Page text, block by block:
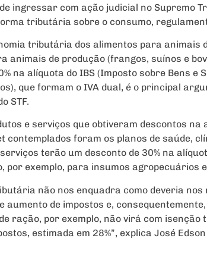
ingressar com ação judicial no Supremo
tributária sobre o consumo,
tributária dos alimentos para animais
animais de produção (frangos, suínos e
na alíquota do IBS (Imposto sobre Bens e
que formam o IVA dual, é o principal
STF.
e serviços que obtiveram descontos
contemplados foram os planos de saúde,
terão um desconto de 30% na
por exemplo, para insumos agropecuários
não nos enquadra como deveria
aumento de impostos e,
ração, por exemplo, não virá com
estimada em 28%”, explica José